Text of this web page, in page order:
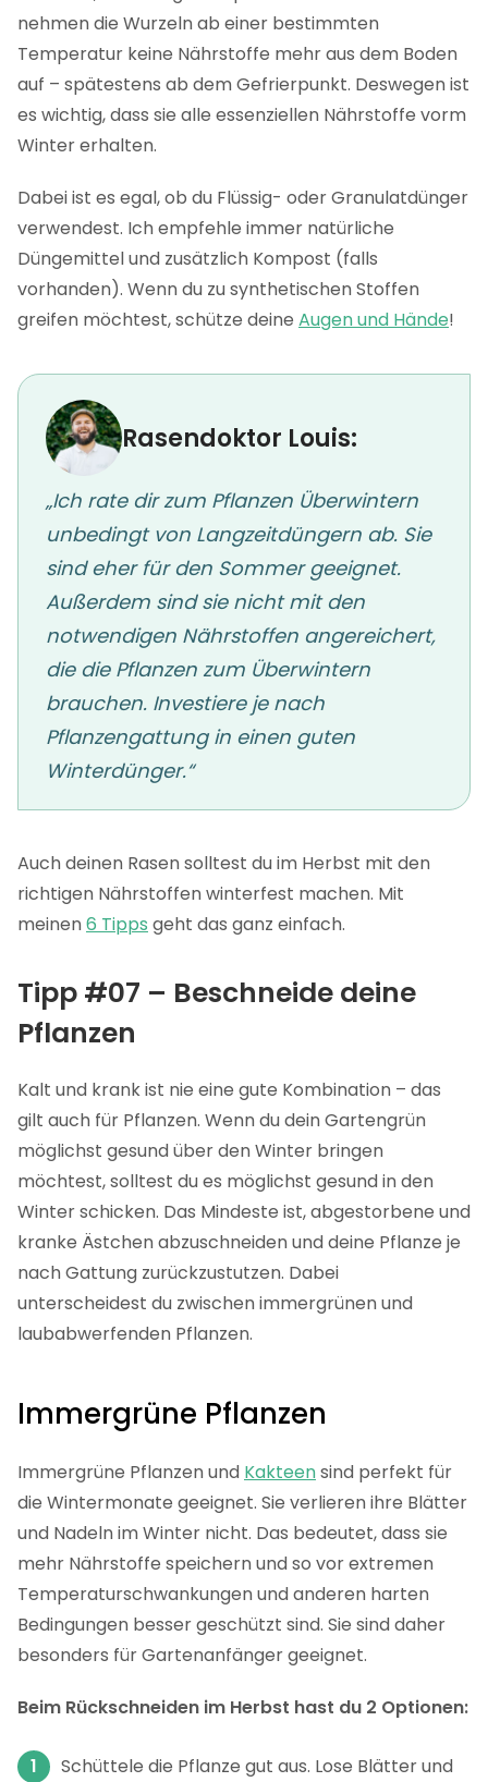
nehmen die Wurzeln ab einer bestimmten
Temperatur keine Nährstoffe mehr aus dem Boden
auf – spätestens ab dem Gefrierpunkt. Deswegen ist
es wichtig, dass sie alle essenziellen Nährstoffe vorm
Winter erhalten.
Dabei ist es egal, ob du Flüssig- oder Granulatdünger
verwendest. Ich empfehle immer natürliche
Düngemittel und zusätzlich Kompost (falls
vorhanden). Wenn du zu synthetischen Stoffen
greifen möchtest, schütze deine Augen und Hände!
Rasendoktor Louis:
„Ich rate dir zum Pflanzen Überwintern
unbedingt von Langzeitdüngern ab. Sie
sind eher für den Sommer geeignet.
Außerdem sind sie nicht mit den
notwendigen Nährstoffen angereichert,
die die Pflanzen zum Überwintern
brauchen. Investiere je nach
Pflanzengattung in einen guten
Winterdünger.“
Auch deinen Rasen solltest du im Herbst mit den
richtigen Nährstoffen winterfest machen. Mit
meinen6 Tipps geht das ganz einfach.
Tipp #07 – Beschneide deine
Pflanzen
Kalt und krank ist nie eine gute Kombination – das
gilt auch für Pflanzen. Wenn du dein Gartengrün
möglichst gesund über den Winter bringen
möchtest, solltest du es möglichst gesund in den
Winter schicken. Das Mindeste ist, abgestorbene und
kranke Ästchen abzuschneiden und deine Pflanze je
nach Gattung zurückzustutzen. Dabei
unterscheidest du zwischen immergrünen und
laubabwerfenden Pflanzen.
Immergrüne Pflanzen
Immergrüne Pflanzen und Kakteensind perfekt für
die Wintermonate geeignet. Sie verlieren ihre Blätter
und Nadeln im Winter nicht. Das bedeutet, dass sie
mehr Nährstoffe speichern und so vor extremen
Temperaturschwankungen und anderen harten
Bedingungen besser geschützt sind. Sie sind daher
besonders für Gartenanfänger geeignet.
Beim Rückschneiden im Herbst hast du 2 Optionen:
Schüttele die Pflanze gut aus. Lose Blätter und